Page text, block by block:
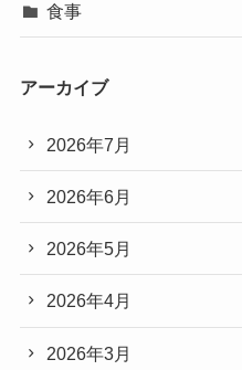
食事
アーカイブ
2026年7月
2026年6月
2026年5月
2026年4月
2026年3月